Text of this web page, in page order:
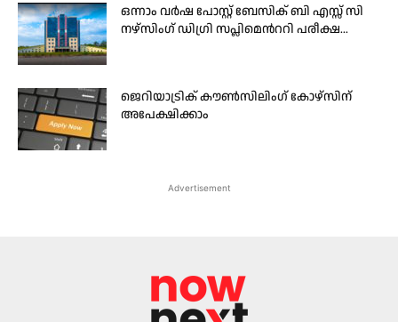
ഒന്നാം വർഷ പോസ്റ്റ് ബേസിക് ബി എസ്സ് സി
നഴ്സിംഗ് ഡിഗ്രി സപ്ലിമെന്‍ററി പരീക്ഷ...
ജെറിയാട്രിക് കൗണ്‍സിലിംഗ് കോഴ്‌സിന്
അപേക്ഷിക്കാം
Advertisement